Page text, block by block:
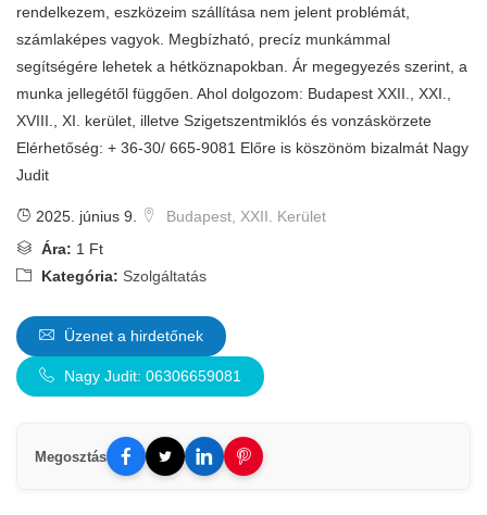
rendelkezem, eszközeim szállítása nem jelent problémát,
számlaképes vagyok. Megbízható, precíz munkámmal
segítségére lehetek a hétköznapokban. Ár megegyezés szerint, a
munka jellegétől függően. Ahol dolgozom: Budapest XXII., XXI.,
XVIII., XI. kerület, illetve Szigetszentmiklós és vonzáskörzete
Elérhetőség: + 36-30/ 665-9081 Előre is köszönöm bizalmát Nagy
Judit
2025. június 9.
Budapest, XXII. Kerület
Ára: 1 Ft
Kategória: Szolgáltatás
Üzenet a hirdetőnek
Nagy Judit: 06306659081
Megosztás